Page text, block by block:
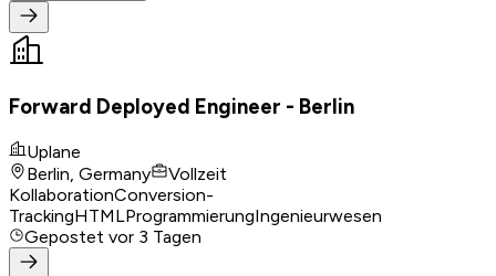
Forward Deployed Engineer - Berlin
Uplane
Berlin, Germany
Vollzeit
KollaborationConversion-
TrackingHTMLProgrammierungIngenieurwesen
Gepostet vor 3 Tagen